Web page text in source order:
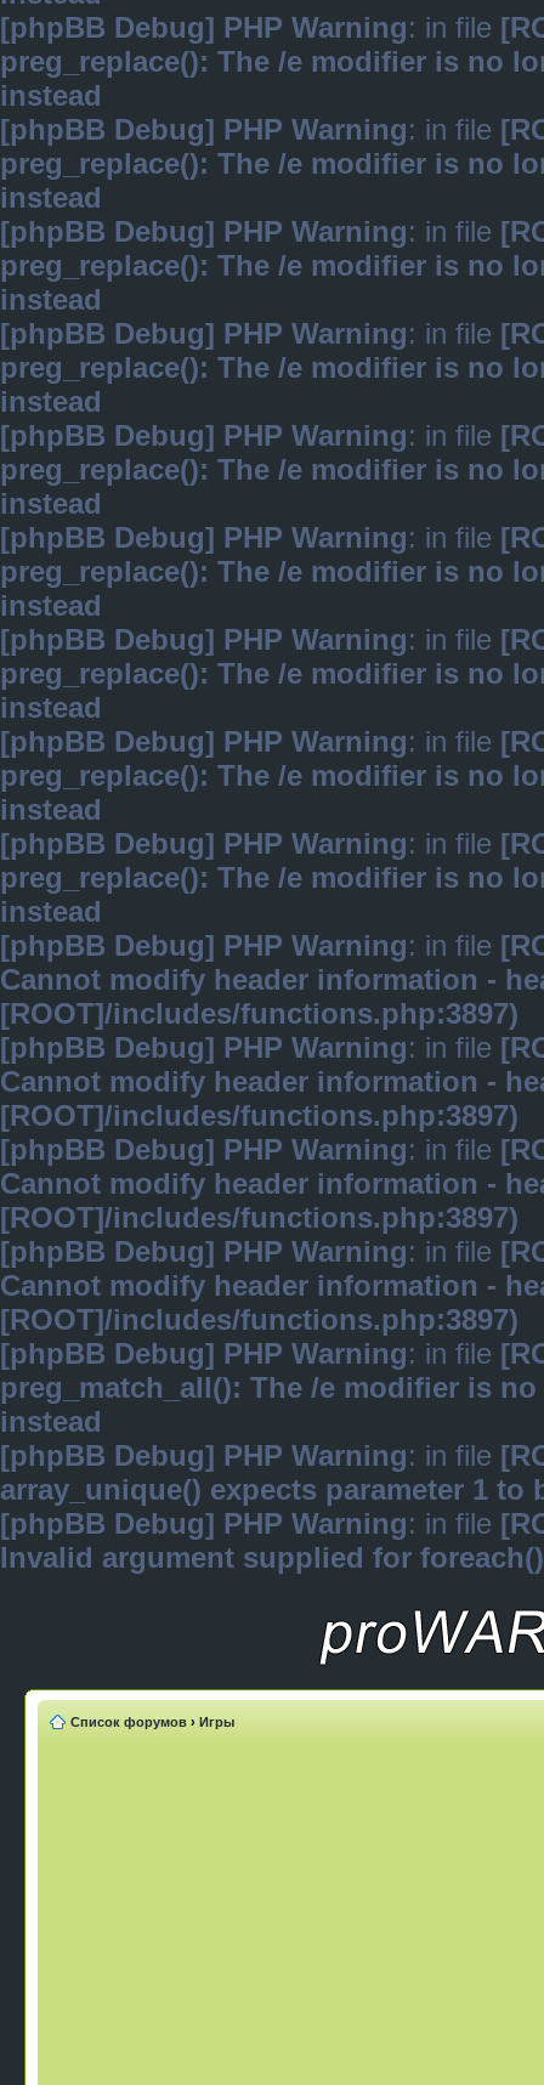
[phpBB Debug] PHP Warning: in file
preg_replace(): The /e modifier is no
instead
[phpBB Debug] PHP Warning: in file
preg_replace(): The /e modifier is no
instead
[phpBB Debug] PHP Warning: in file
preg_replace(): The /e modifier is no
instead
[phpBB Debug] PHP Warning: in file
preg_replace(): The /e modifier is no
instead
[phpBB Debug] PHP Warning: in file
preg_replace(): The /e modifier is no
instead
[phpBB Debug] PHP Warning: in file
preg_replace(): The /e modifier is no
instead
[phpBB Debug] PHP Warning: in file
preg_replace(): The /e modifier is no
instead
[phpBB Debug] PHP Warning: in file
preg_replace(): The /e modifier is no
instead
[phpBB Debug] PHP Warning: in file
preg_replace(): The /e modifier is no
instead
[phpBB Debug] PHP Warning: in file
Cannot modify header information -
[ROOT]/includes/functions.php:3897)
[phpBB Debug] PHP Warning: in file
Cannot modify header information -
[ROOT]/includes/functions.php:3897)
[phpBB Debug] PHP Warning: in file
Cannot modify header information -
[ROOT]/includes/functions.php:3897)
[phpBB Debug] PHP Warning: in file
Cannot modify header information -
[ROOT]/includes/functions.php:3897)
[phpBB Debug] PHP Warning: in file
preg_match_all(): The /e modifier is
instead
[phpBB Debug] PHP Warning: in file
array_unique() expects parameter 1 to
[phpBB Debug] PHP Warning: in file
Invalid argument supplied for foreach()
Список форумов › Игры